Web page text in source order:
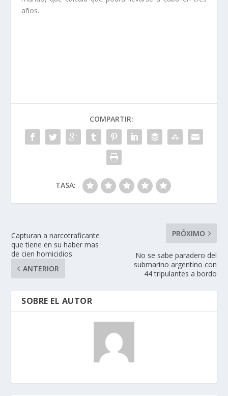
años.
COMPARTIR:
TASA:
Capturan a narcotraficante
que tiene en su haber mas
de cien homicidios
ANTERIOR
PRÓXIMO
No se sabe paradero del
submarino argentino con
44 tripulantes a bordo
SOBRE EL AUTOR